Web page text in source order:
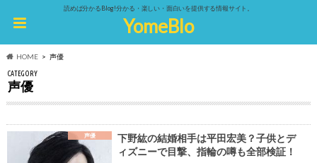
読めば分かるBlog!分かる・楽しい・面白いを提供する情報サイト。
YomeBlo
HOME 声優
CATEGORY
声優
声優
下野紘の結婚相手は平田宏美？子供とデ
ィズニーで目撃、指輪の噂も全部検証！